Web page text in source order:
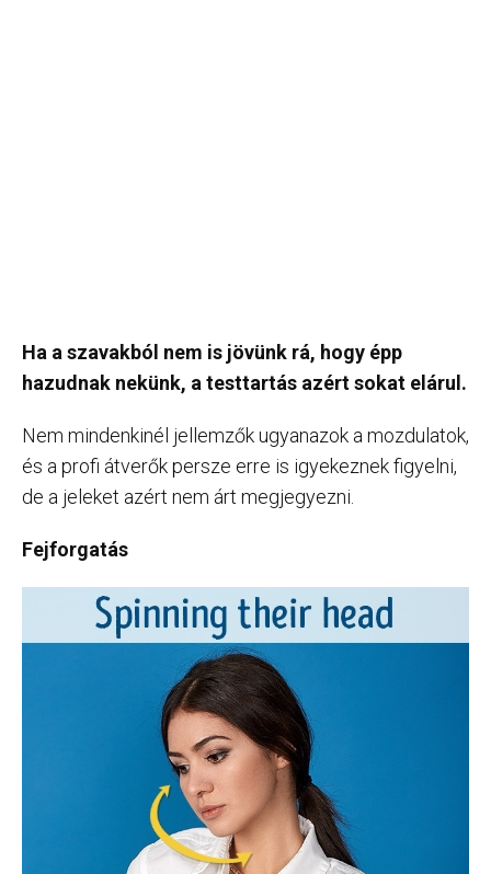
Ha a szavakból nem is jövünk rá, hogy épp
hazudnak nekünk, a testtartás azért sokat elárul.
Nem mindenkinél jellemzők ugyanazok a mozdulatok,
és a profi átverők persze erre is igyekeznek figyelni,
de a jeleket azért nem árt megjegyezni.
Fejforgatás